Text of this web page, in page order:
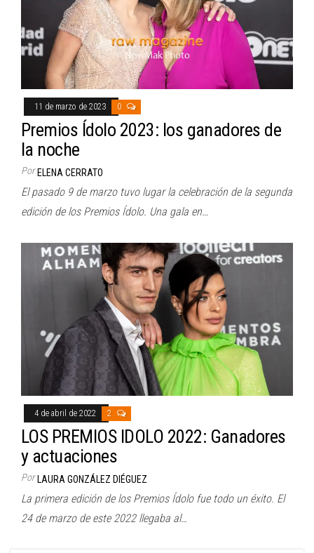
11 de marzo de 2023 0
Premios Ídolo 2023: los ganadores de
la noche
Por ELENA CERRATO
El pasado 9 de marzo tuvo lugar la celebración de la segunda
edición de los Premios Ídolo. Una gala en…
4 de abril de 2022 2
LOS PREMIOS IDOLO 2022: Ganadores
y actuaciones
Por LAURA GONZÁLEZ DIÉGUEZ
La primera edición de los Premios Ídolo fue todo un éxito. El
24 de marzo de este 2022 llegaba al…